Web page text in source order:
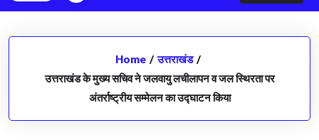
Home / उत्तराखंड /
उत्तराखंड के मुख्य सचिव ने जलवायु लचीलापन व जल स्थिरता पर
अंतर्राष्ट्रीय सम्मेलन का उद्घाटन किया